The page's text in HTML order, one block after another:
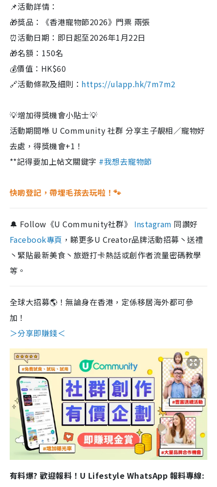
📌活動詳情：
🎁獎品：《香港寵物節2026》門票 兩張
⏰活動日期：即日起至2026年1月22日
🎁名額：150名
💰價值：HK$60
🔗活動條款及細則： https://ulapp.hk/7m7m2
💡增加得獎機會小貼士💡
活動期間喺 U Community 社群 分享主子靚相／寵物好
去處，得獎機會+1！
**記得要加上帖文關鍵字 #我想去寵物節
快啲登記，帶埋毛孩去玩啦！🐾
🔔 Follow《U Community社群》 Instagram 同讚好
Facebook專頁 ，睇更多U Creator品牌活動招募丶送禮
丶緊貼最新美食丶旅遊打卡熱話或創作者流量密碼教學
等。
全球大招募🌎！無論身在香港，定係移居海外都可參
加！
＞分享即賺錢＜
有料爆? 歡迎報料！U Lifestyle WhatsApp 報料專線: